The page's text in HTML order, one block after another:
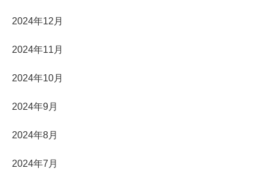
2024年12月
2024年11月
2024年10月
2024年9月
2024年8月
2024年7月